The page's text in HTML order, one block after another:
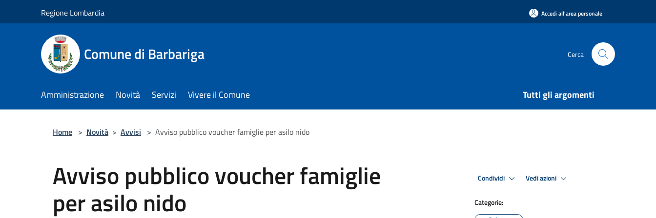
Regione Lombardia Accedi all'area personale
Comune di Barbariga Cerca
Amministrazione Novità Servizi Vivere il Comune Tutti gli argomenti
Home > Novità > Avvisi > Avviso pubblico voucher famiglie per asilo nido
Avviso pubblico voucher famiglie
per asilo nido
Condividi Vedi azioni
Categorie: